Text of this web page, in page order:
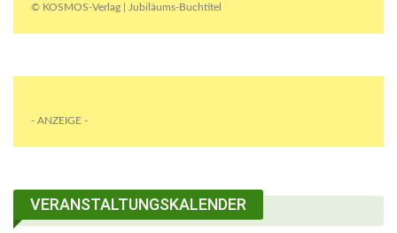
© KOSMOS-Verlag | Jubiläums-Buchtitel
- ANZEIGE -
VERANSTALTUNGSKALENDER